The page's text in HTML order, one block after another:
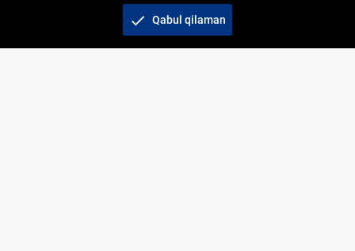
tashkil etish" AJ. Barcha huquqlar himoyalangan
check Qabul qilaman